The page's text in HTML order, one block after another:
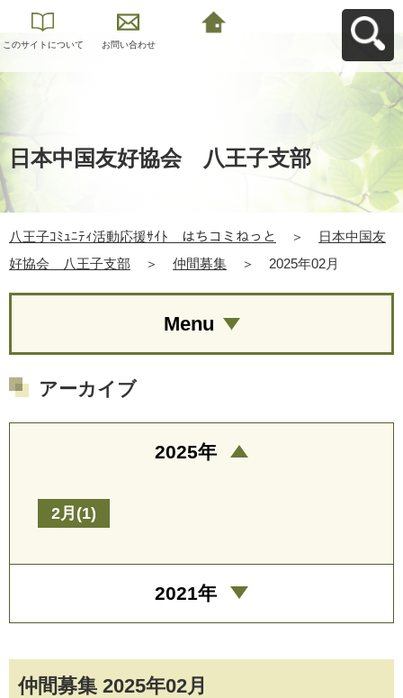
このサイトについて お問い合わせ
日本中国友好協会 八王子支部
八王子ｺﾐｭﾆﾃｨ活動応援ｻｲﾄ はちコミねっと ＞
日本中国友
好協会 八王子支部
＞ 仲間募集 ＞ 2025年02月
仲間募集 2025年02月
Menu
アーカイブ
2025年
2月(1)
2021年